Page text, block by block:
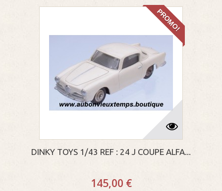
PROMO!
DINKY TOYS 1/43 REF : 24 J COUPE ALFA...
145,00 €